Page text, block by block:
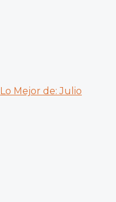
Lo Mejor de: Julio